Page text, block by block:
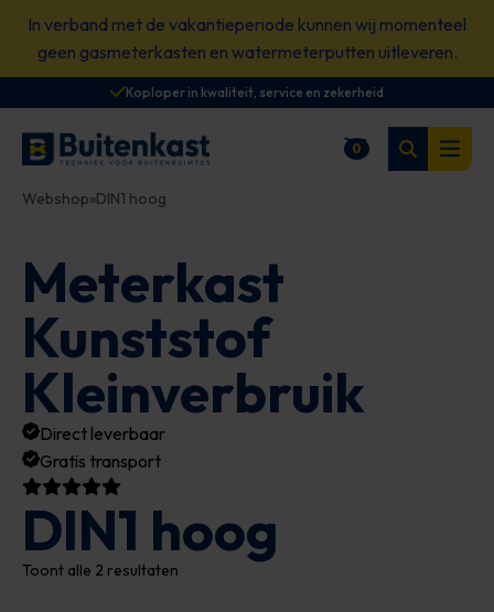
content
In verband met de vakantieperiode kunnen wij momenteel
geen gasmeterkasten en watermeterputten uitleveren.
Koploper in kwaliteit, service en zekerheid
0
Winkelwagen
Zoeken
Open
Webshop»DIN1 hoog
Meterkast
Kunststof
Kleinverbruik
Direct leverbaar
Gratis transport
DIN1 hoog
Toont alle 2 resultaten